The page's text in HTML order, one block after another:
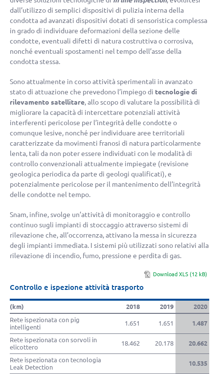
dall’utilizzo di semplici dispositivi di pulizia interna della
condotta ad avanzati dispositivi dotati di sensoristica complessa
in grado di individuare deformazioni della sezione delle
condotte, eventuali difetti di natura costruttiva o corrosiva,
nonché eventuali spostamenti nel tempo dell’asse della
condotta stessa.
Sono attualmente in corso attività sperimentali in avanzato
stato di attuazione che prevedono l’impiego di tecnologie di
rilevamento satellitare, allo scopo di valutare la possibilità di
migliorare la capacità di intercettare potenziali attività
interferenti pericolose per l’integrità delle condotte o
comunque lesive, nonché per individuare aree territoriali
caratterizzate da movimenti franosi di natura particolarmente
lenta, tali da non poter essere individuati con le modalità di
controllo convenzionali attualmente impiegate (revisione
geologica periodica da parte di geologi qualificati), e
potenzialmente pericolose per il mantenimento dell’integrità
delle condotte nel tempo.
Snam, infine, svolge un’attività di monitoraggio e controllo
continuo sugli impianti di stoccaggio attraverso sistemi di
rilevazione che, all’occorrenza, attivano la messa in sicurezza
degli impianti immediata. I sistemi più utilizzati sono relativi alla
rilevazione di incendio, fumo, pressione e perdita di gas.
Download XLS (12 kB)
Controllo e ispezione attività trasporto
(km) 2018 2019
2020
Rete ispezionata con pig
intelligenti
1.651 1.651 1.487
Rete ispezionata con sorvoli in
elicottero
18.462 20.178 20.662
Rete ispezionata con tecnologia
Leak Detection
10.535